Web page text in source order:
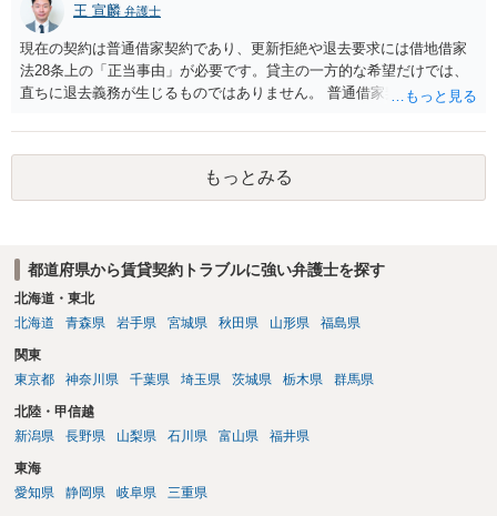
王 宣麟 弁護士
現在の契約は普通借家契約であり、更新拒絶や退去要求には借地借家
法28条上の「正当事由」が必要です。貸主の一方的な希望だけでは、
直ちに退去義務が生じるものではありません。 普通借家契約から定期
新たな定期借家契約を締結する形になりますが、これは任意の合意が
前提であり、借主が同意しなければ成立しません。 12年間の居住実
績、子どもの学校や地域とのつながり、転居費用の準備が困難な事情
などは、借主側の強い居住継続の必要性として正当事由判断において
れます。 建物が未登記であること自体は、賃貸借契約の有効性を直ち
に否定するものではなく、引渡しがされていれば賃貸借の効力は原則
有効とされています。 今後の交渉では、①現在は普通借家契約が継続
（誰が所有者で誰が実際に住む予定か等）を具体的に書面で説明して
ほしいこと、③自分たちの居住継続の必要性を丁寧に伝えること、を
基本方針としたうえで、仮に一定時期の退去を検討する場合には、立
成することが重要です。 契約書では、更新条項・解除条項・期間の定
め・定期借家に関する記載の有無、これまでの更新時の合意内容
（「今回で最後」などの文言）が、借主不利な特約として無効になり
もっとみる
都道府県から賃貸契約トラブルに強い弁護士を探す
北海道・東北
北海道
青森県 岩手県 宮城県 秋田県 山形県 福島県
関東
東京都
神奈川県 千葉県 埼玉県 茨城県 栃木県 群馬県
北陸・甲信越
新潟県
長野県 山梨県 石川県 富山県 福井県
東海
愛知県
静岡県 岐阜県 三重県